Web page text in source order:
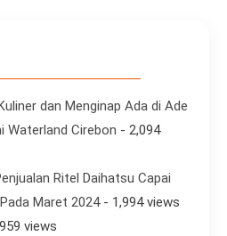
dan Menginap Ada di Ade
Waterland Cirebon - 2,094
Ritel Daihatsu Capai
Maret 2024- 1,994 views
views